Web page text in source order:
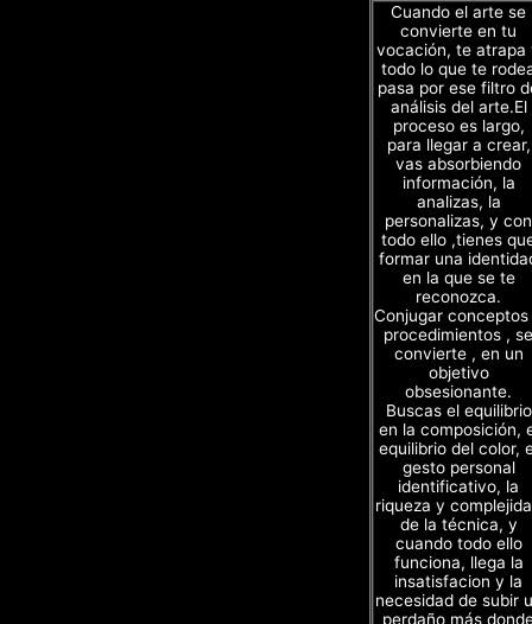
Cuando el arte se
convierte en tu
vocación, te atrapa
todo lo que te
pasa por ese filtro
análisis del arte.El
proceso es largo,
para llegar a crear,
vas absorbiendo
información, la
analizas, la
personalizas, y con
todo ello ,tienes
formar una
en la que se te
reconozca.
Conjugar
procedimientos , se
convierte , en un
objetivo
obsesionante.
Buscas el equilibrio
en la composición,
equilibrio del color,
gesto personal
identificativo, la
riqueza y
de la técnica, y
cuando todo ello
funciona, llega la
insatisfacion y la
necesidad de subir
perdaño más